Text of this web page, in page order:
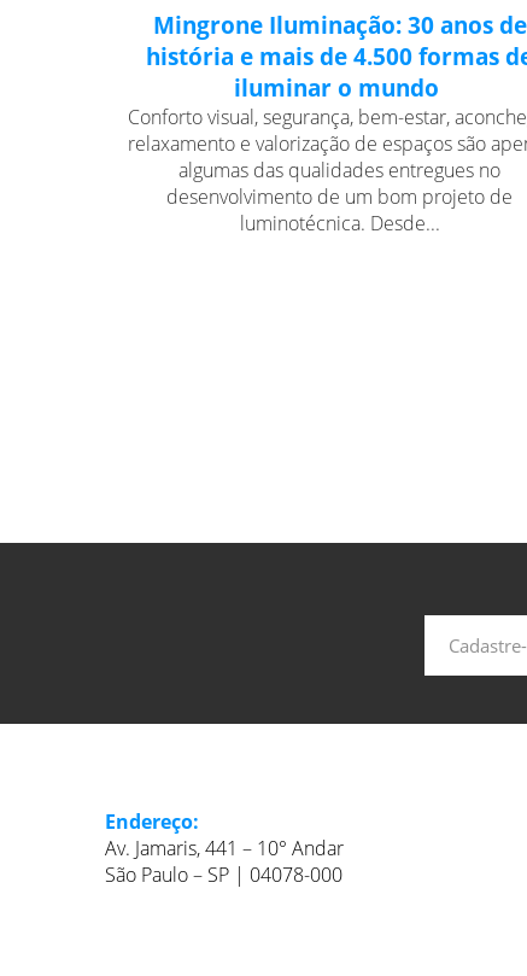
Mingrone Iluminação: 30 anos de
história e mais de 4.500 formas
iluminar o mundo
Conforto visual, segurança, bem-estar,
relaxamento e valorização de espaços são
algumas das qualidades entregues no
desenvolvimento de um bom projeto de
luminotécnica. Desde...
Endereço:
Av. Jamaris, 441 – 10° Andar
São Paulo – SP | 04078-000